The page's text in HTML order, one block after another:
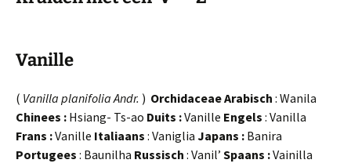
Vanille
( Vanilla planifolia Andr. ) Orchidaceae Arabisch : Wanila
Chinees : Hsiang- Ts-ao Duits :Vanille Engels : Vanilla
Frans :Vanille Italiaans : Vaniglia Japans : Banira
Portugees : Baunilha Russisch : Vanil’ Spaans :Vainilla